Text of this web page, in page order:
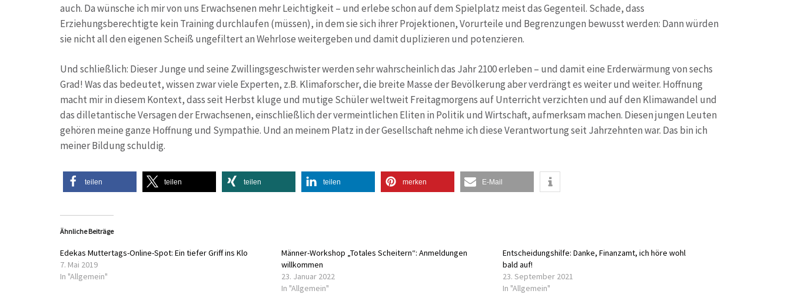
auch. Da wünsche ich mir von uns Erwachsenen mehr Leichtigkeit – und erlebe schon auf dem Spielplatz meist das Gegenteil. Schade, dass
Erziehungsberechtigte kein Training durchlaufen (müssen), in dem sie sich ihrer Projektionen, Vorurteile und Begrenzungen bewusst werden: Dann würden
sie nicht all den eigenen Scheiß ungefiltert an Wehrlose weitergeben und damit duplizieren und potenzieren.
Und schließlich: Dieser Junge und seine Zwillingsgeschwister werden sehr wahrscheinlich das Jahr 2100 erleben – und damit eine Erderwärmung von sechs
Grad! Was das bedeutet, wissen zwar viele Experten, z.B. Klimaforscher, die breite Masse der Bevölkerung aber verdrängt es weiter und weiter. Hoffnung
macht mir in diesem Kontext, dass seit Herbst kluge und mutige Schüler weltweit Freitagmorgens auf Unterricht verzichten und auf den Klimawandel und
das dilletantische Versagen der Erwachsenen, einschließlich der vermeintlichen Eliten in Politik und Wirtschaft, aufmerksam machen. Diesen jungen Leuten
gehören meine ganze Hoffnung und Sympathie. Und an meinem Platz in der Gesellschaft nehme ich diese Verantwortung seit Jahrzehnten war. Das bin ich
meiner Bildung schuldig.
teilen teilen teilen teilen merken E-Mail
Ähnliche Beiträge
Edekas Muttertags-Online-Spot: Ein tiefer Griff ins Klo
7. Mai 2019
In "Allgemein"
Männer-Workshop „Totales Scheitern“: Anmeldungen
willkommen
23. Januar 2022
In "Allgemein"
Entscheidungshilfe: Danke, Finanzamt, ich höre wohl
bald auf!
23. September 2021
In "Allgemein"